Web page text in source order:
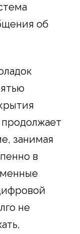
об
занимая
в
не